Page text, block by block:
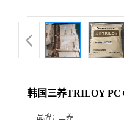
韩国三养TRILOY
品牌： 三养